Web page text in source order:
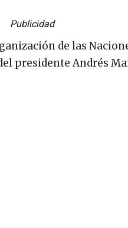
Publicidad
de las
presidente Andrés